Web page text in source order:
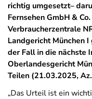
richtig umgesetzt–
Fernsehen GmbH &
Verbraucherzentrale
Landgericht München
der Fall in die nächste
Oberlandesgericht
Teilen (21.03.2025,
„Das Urteil ist ein